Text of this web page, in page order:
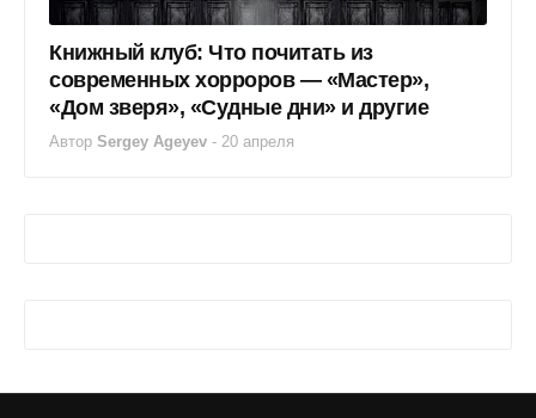
Книжный клуб: Что почитать из
современных хорроров — «Мастер»,
«Дом зверя», «Судные дни» и другие
Автор Sergey Ageyev - 20 апреля